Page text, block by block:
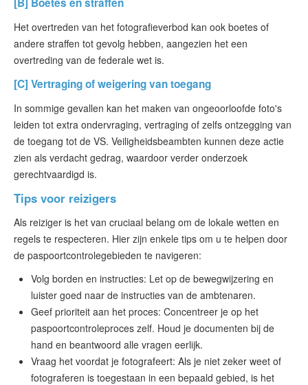
Het overtreden van het fotografieverbod kan ook boetes of
andere straffen tot gevolg hebben, aangezien het een
overtreding van de federale wet is.
[C] Vertraging of weigering van toegang
In sommige gevallen kan het maken van ongeoorloofde foto's
leiden tot extra ondervraging, vertraging of zelfs ontzegging van
de toegang tot de VS. Veiligheidsbeambten kunnen deze actie
zien als verdacht gedrag, waardoor verder onderzoek
gerechtvaardigd is.
Tips voor reizigers
Als reiziger is het van cruciaal belang om de lokale wetten en
regels te respecteren. Hier zijn enkele tips om u te helpen door
de paspoortcontrolegebieden te navigeren:
Volg borden en instructies: Let op de bewegwijzering en
luister goed naar de instructies van de ambtenaren.
Geef prioriteit aan het proces: Concentreer je op het
paspoortcontroleproces zelf. Houd je documenten bij de
hand en beantwoord alle vragen eerlijk.
Vraag het voordat je fotografeert: Als je niet zeker weet of
fotograferen is toegestaan in een bepaald gebied, is het